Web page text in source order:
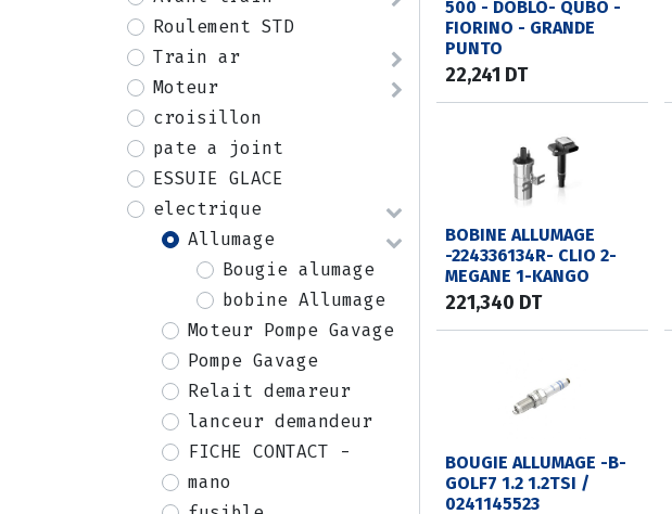
Roulement STD
Train ar
Moteur
croisillon
pate a joint
ESSUIE GLACE
electrique
Allumage
Bougie alumage
bobine Allumage
Moteur Pompe Gavage
Pompe Gavage
Relait demareur
lanceur demandeur
FICHE CONTACT -
mano
500 - DOBLO- QUBO -
FIORINO - GRANDE
PUNTO
22,241 DT
BOBINE ALLUMAGE
-224336134R- CLIO 2-
MEGANE 1-KANGO
221,340 DT
BOUGIE ALLUMAGE -B-
GOLF7 1.2 1.2TSI /
0241145523